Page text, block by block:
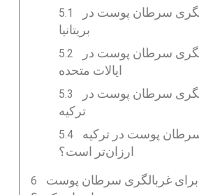
سرطان پوست در
بریتانیا
سرطان پوست در
ایالات متحده
سرطان پوست در
ترکیه
پوست در ترکیه
ارزان‌تر است؟
برای غربالگری سرطان پوست